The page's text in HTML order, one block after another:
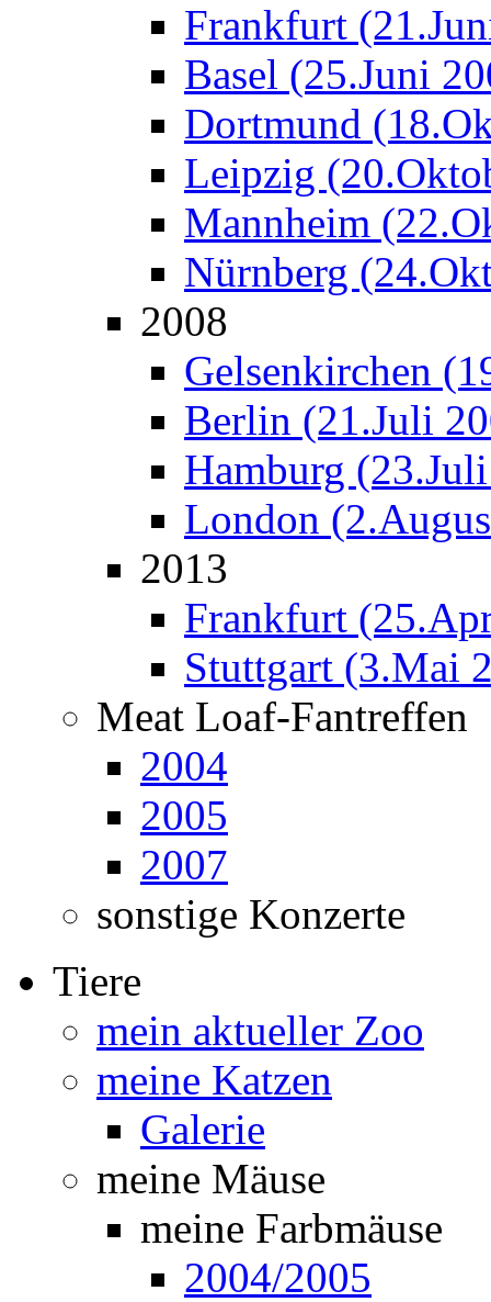
Frankfurt
Basel (25.Juni
Dortmund
Leipzig
Mannheim
Nürnberg
2008
Gelsenkirchen
Berlin (21.Juli
Hamburg
London
2013
Frankfurt
Stuttgart (3.Mai
Meat Loaf-Fantreffen
2004
2005
2007
sonstige Konzerte
Tiere
mein aktueller Zoo
meine Katzen
Galerie
meine Mäuse
meine Farbmäuse
2004/2005